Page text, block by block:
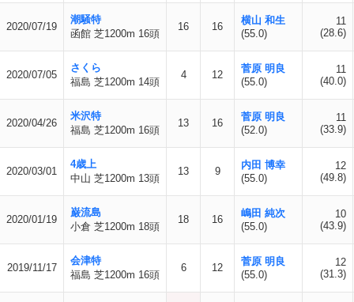
2020/07/19
潮騒特
函館 芝1200m 16頭
16 16
横山 和生
(55.0)
11
(28.6)
2020/07/05
さくら
福島 芝1200m 14頭
4 12
菅原 明良
(55.0)
11
(40.0)
2020/04/26
米沢特
福島 芝1200m 16頭
13 16
菅原 明良
(52.0)
11
(33.9)
2020/03/01
4歳上
中山 芝1200m 13頭
13 9
内田 博幸
(55.0)
12
(49.8)
2020/01/19
巌流島
小倉 芝1200m 18頭
18 16
嶋田 純次
(55.0)
10
(43.9)
2019/11/17
会津特
福島 芝1200m 16頭
6 12
菅原 明良
(55.0)
12
(31.3)